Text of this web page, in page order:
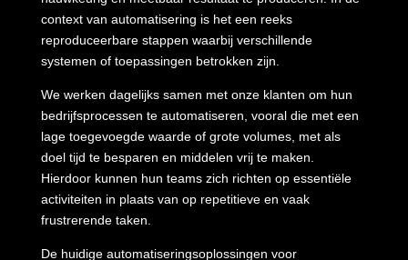
context van automatisering is het een reeks
reproduceerbare stappen waarbij verschillende
systemen of toepassingen betrokken zijn.
We werken dagelijks samen met onze klanten om hun
bedrijfsprocessen te automatiseren, vooral die met een
lage toegevoegde waarde of grote volumes, met als
doel tijd te besparen en middelen vrij te maken.
Hierdoor kunnen hun teams zich richten op essentiële
activiteiten in plaats van op repetitieve en vaak
frustrerende taken.
De huidige automatiseringsoplossingen voor